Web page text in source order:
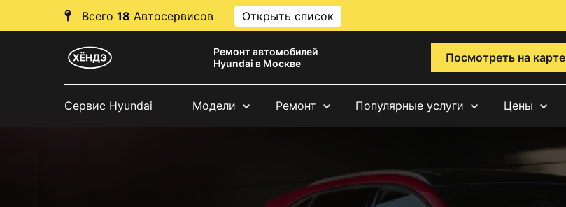
Всего 18 Автосервисов Открыть список
Ремонт автомобилей
Hyundai в Москве
Посмотреть на карте
Сервис Hyundai Модели Ремонт Популярные услуги Цены